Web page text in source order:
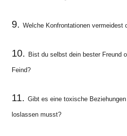
9. Welche Konfrontationen vermeidest
10. Bist du selbst dein bester Freund
Feind?
11. Gibt es eine toxische
loslassen musst?